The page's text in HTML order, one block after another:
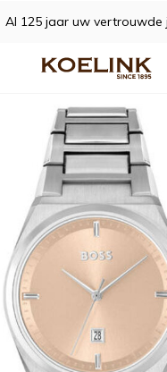
Al 125 jaar uw vertrouwde